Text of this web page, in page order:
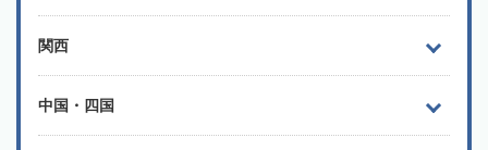
関西
中国・四国